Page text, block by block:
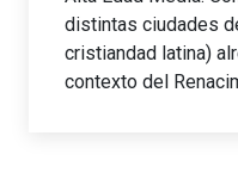
distintas ciudades
cristiandad latina)
contexto del